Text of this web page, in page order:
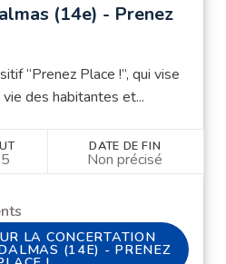
(14e) - Prenez
“Prenez Place !”, qui vise
des habitantes et...
DATE DE FIN
Non précisé
LA CONCERTATION PLACE
LA CONCERTATION
(14E) - PRENEZ